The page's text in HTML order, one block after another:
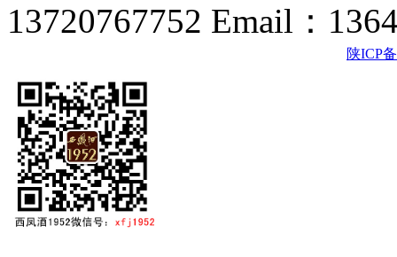
13720767752 Email：
陕ICP